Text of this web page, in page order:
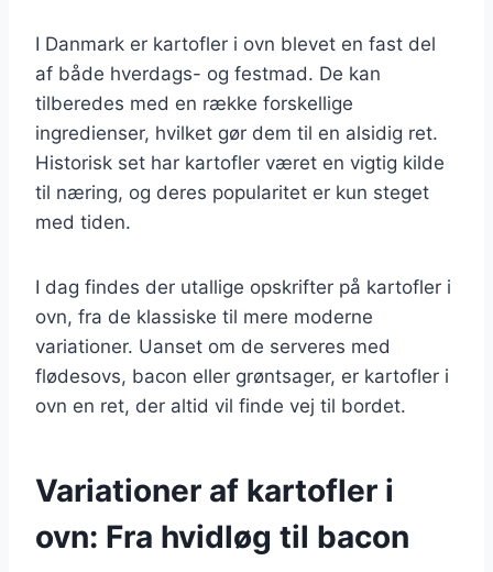
I Danmark er kartofler i ovn blevet en fast del
af både hverdags- og festmad. De kan
tilberedes med en række forskellige
ingredienser, hvilket gør dem til en alsidig ret.
Historisk set har kartofler været en vigtig kilde
til næring, og deres popularitet er kun steget
med tiden.
I dag findes der utallige opskrifter på kartofler i
ovn, fra de klassiske til mere moderne
variationer. Uanset om de serveres med
flødesovs, bacon eller grøntsager, er kartofler i
ovn en ret, der altid vil finde vej til bordet.
Variationer af kartofler i
ovn: Fra hvidløg til bacon